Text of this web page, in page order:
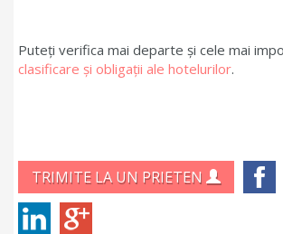
Puteți verifica mai departe și cele mai
clasificare și obligații ale hotelurilor.
TRIMITE LA UN PRIETEN